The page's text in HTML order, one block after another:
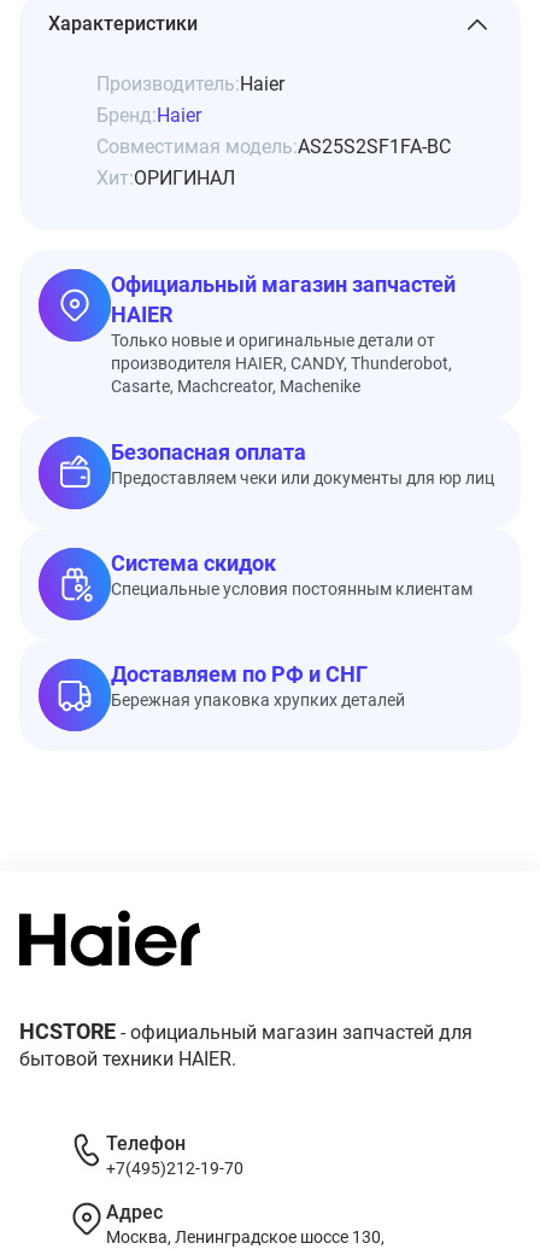
Характеристики
Производитель:Haier
Бренд:Haier
Совместимая модель:AS25S2SF1FA-BC
Хит:ОРИГИНАЛ
Официальный магазин запчастей
HAIER
Только новые и оригинальные детали от
производителя HAIER, CANDY, Thunderobot,
Casarte, Machcreator, Machenike
Безопасная оплата
Предоставляем чеки или документы для юр лиц
Система скидок
Специальные условия постоянным клиентам
Доставляем по РФ и СНГ
Бережная упаковка хрупких деталей
HCSTORE - официальный магазин запчастей для
бытовой техники HAIER.
Телефон
+7(495)212-19-70
Адрес
Москва, Ленинградское шоссе 130,